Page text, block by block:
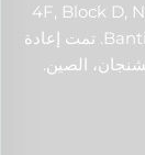
412, 4F, Block
Bantian, Longgang District, Shenzhen, China. تمت إعادة